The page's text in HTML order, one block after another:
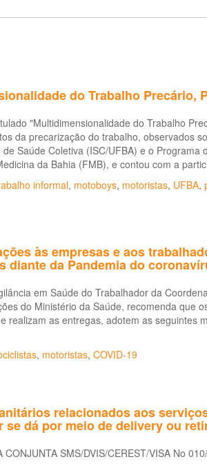
do Trabalho Precário,
"Multidimensionalidade do Trabalho
da precarização do trabalho, observados
Saúde Coletiva (ISC/UFBA) e o
da Bahia (FMB), e contou com a
informal, motoboys, motoristas, UFBA,
às empresas e aos
diante da Pandemia do
em Saúde do Trabalhador da
do Ministério da Saúde, recomenda que
realizam as entregas, adotem as seguintes
, motoristas, COVID-19
relacionados aos
se dá por meio de delivery ou
CONJUNTA SMS/DVIS/CEREST/VISA No